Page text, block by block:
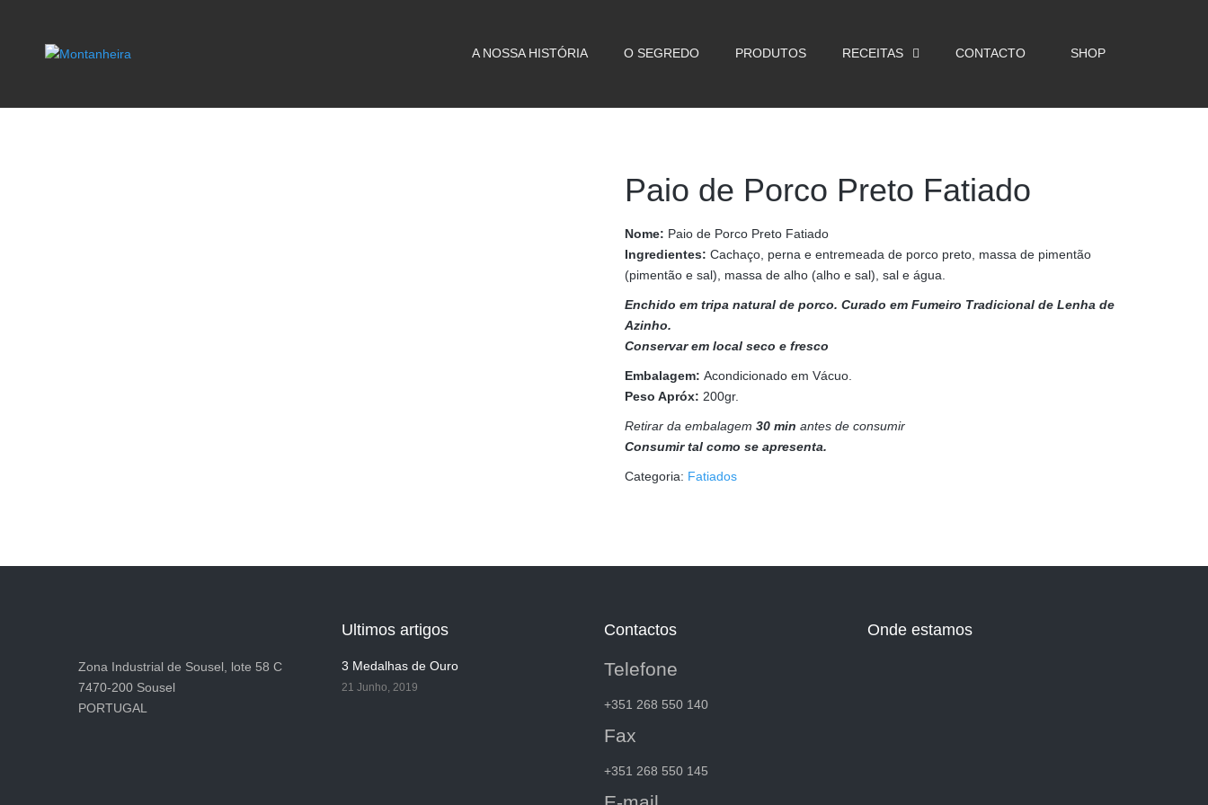
A NOSSA HISTÓRIA O SEGREDO PRODUTOS RECEITAS CONTACTO SHOP
Paio de Porco Preto Fatiado
Nome: Paio de Porco Preto Fatiado
Ingredientes: Cachaço, perna e entremeada de porco preto, massa de pimentão
(pimentão e sal), massa de alho (alho e sal), sal e água.
Enchido em tripa natural de porco. Curado em Fumeiro Tradicional de Lenha de
Azinho.
Conservar em local seco e fresco
Embalagem: Acondicionado em Vácuo.
Peso Apróx: 200gr.
Retirar da embalagem30 min antes de consumir
Consumir tal como se apresenta.
Categoria: Fatiados
Zona Industrial de Sousel, lote 58 C
7470-200 Sousel
PORTUGAL
Ultimos artigos
3 Medalhas de Ouro
21 Junho, 2019
Contactos
Telefone
+351 268 550 140
Fax
+351 268 550 145
Onde estamos